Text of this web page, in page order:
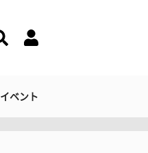
イベント